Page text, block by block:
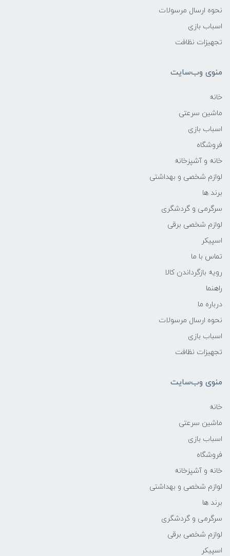
نحوه ارسال مرسولات
اسباب بازی
تجهیزات نظافت
منوی وب‌سایت
خانه
ماشین سرعتی
اسباب بازی
فروشگاه
خانه و آشپزخانه
لوازم شخصی و بهداشتی
برند ها
سرگرمی و گردشگری
لوازم شخصی برقی
اسپیکر
تماس با ما
رویه بازگرداندن کالا
راهنما
درباره ما
نحوه ارسال مرسولات
اسباب بازی
تجهیزات نظافت
منوی وب‌سایت
خانه
ماشین سرعتی
اسباب بازی
فروشگاه
خانه و آشپزخانه
لوازم شخصی و بهداشتی
برند ها
سرگرمی و گردشگری
لوازم شخصی برقی
اسپیکر